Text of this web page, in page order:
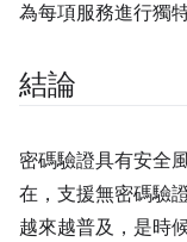
為每項服務進行獨
結論
密碼驗證具有安全
在，支援無密碼驗
越來越普及，是時